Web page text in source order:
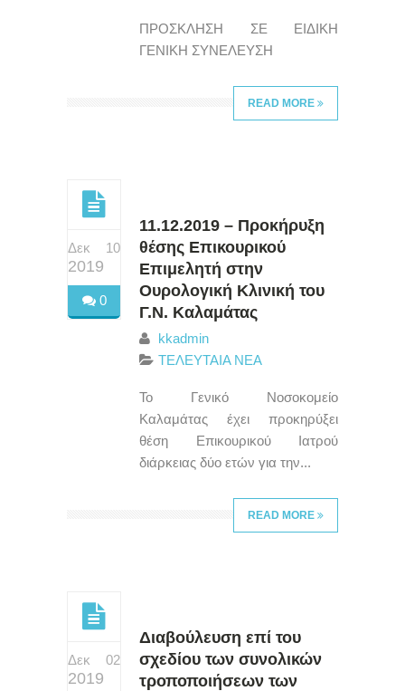
ΠΡΟΣΚΛΗΣΗ ΣΕ ΕΙΔΙΚΗ
ΓΕΝΙΚΗ ΣΥΝΕΛΕΥΣΗ
READ MORE
Δεκ 10
2019
0
11.12.2019 – Προκήρυξη
θέσης Επικουρικού
Επιμελητή στην
Ουρολογική Κλινική του
Γ.Ν. Καλαμάτας
kkadmin
ΤΕΛΕΥΤΑΙΑ ΝΕΑ
Το Γενικό Νοσοκομείο
Καλαμάτας έχει προκηρύξει
θέση Επικουρικού Ιατρού
διάρκειας δύο ετών για την...
READ MORE
Δεκ 02
2019
Διαβούλευση επί του
σχεδίου των συνολικών
τροποποιήσεων των